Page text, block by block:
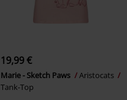
19,99 €
Marie - Sketch Paws
Aristocats
Tank-Top